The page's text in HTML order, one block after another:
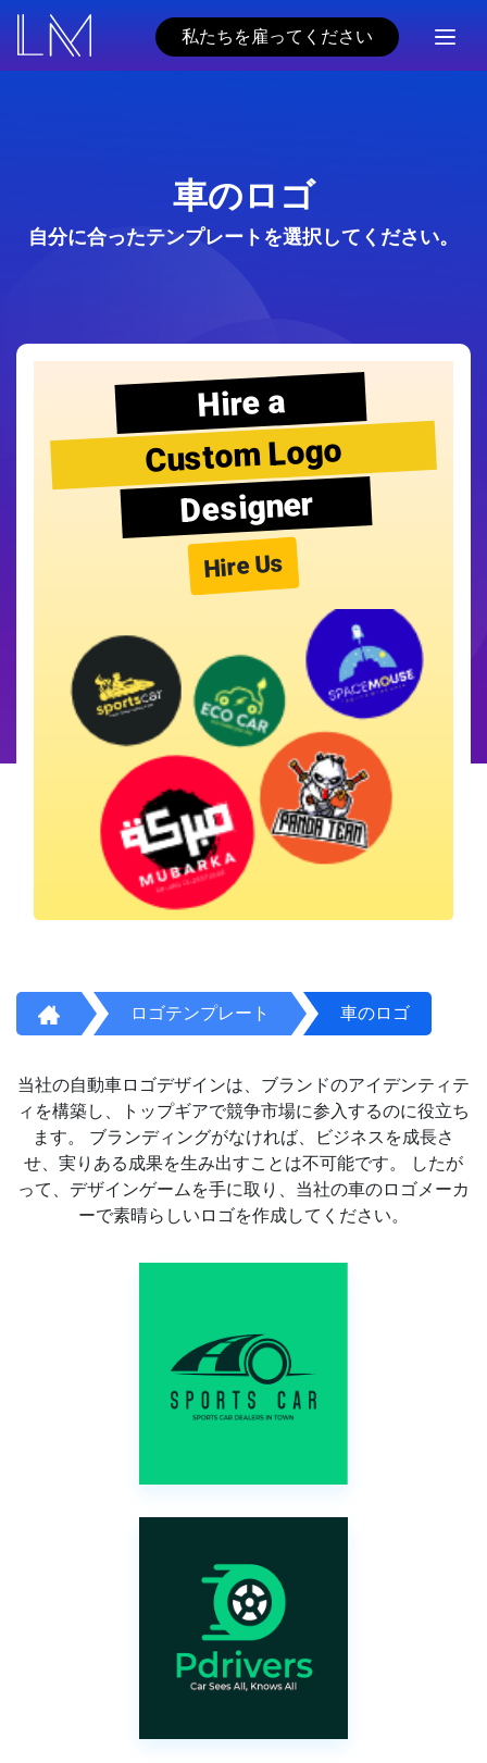
私たちを雇ってください
車のロゴ
自分に合ったテンプレートを選択してください。
Hire a
Custom Logo
Designer
Hire Us
ロゴテンプレート 車のロゴ
当社の自動車ロゴデザインは、ブランドのアイデンティテ
ィを構築し、トップギアで競争市場に参入するのに役立ち
ます。 ブランディングがなければ、ビジネスを成長さ
せ、実りある成果を生み出すことは不可能です。 したが
って、デザインゲームを手に取り、当社の車のロゴメーカ
ーで素晴らしいロゴを作成してください。